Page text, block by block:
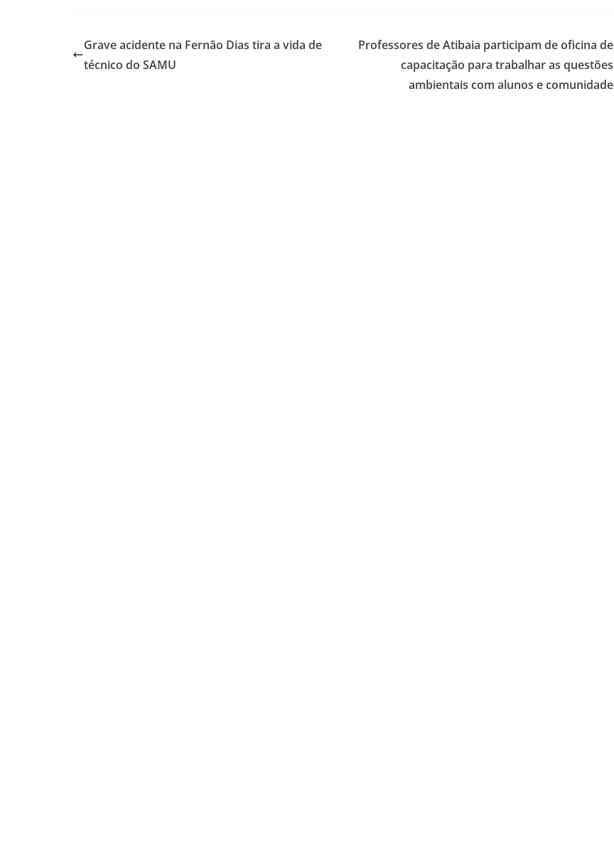
Grave acidente na Fernão Dias tira a vida de
técnico do SAMU
Professores de Atibaia participam de oficina de
capacitação para trabalhar as questões
ambientais com alunos e comunidade